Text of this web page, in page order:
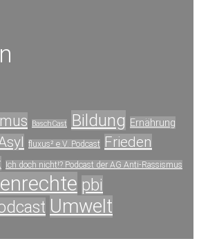
BaschCast Bildung Ernährung
fluxus² e.V. Podcast Frieden
Ich doch nicht!? Podcast der AG Anti-Rassismus
pbi
Umwelt